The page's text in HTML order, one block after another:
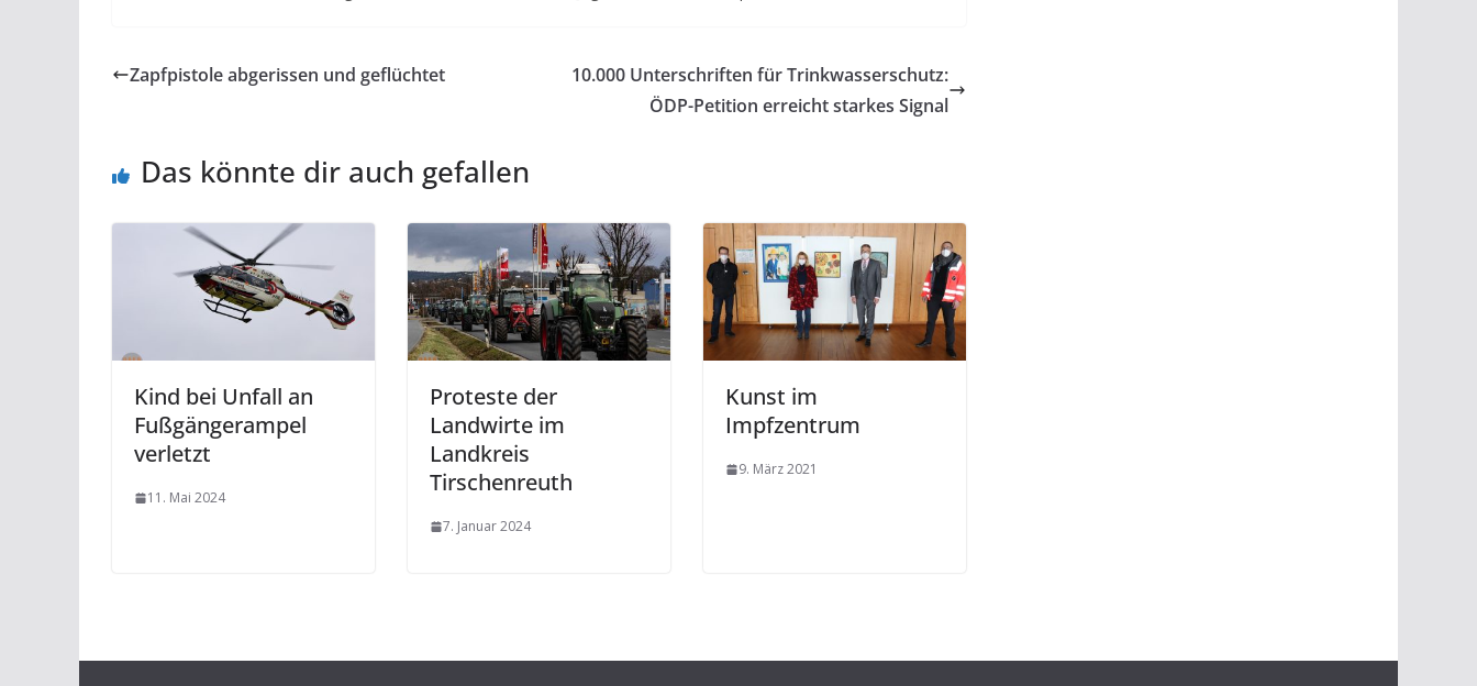
Zapfpistole abgerissen und geflüchtet
10.000 Unterschriften für Trinkwasserschutz:
ÖDP-Petition erreicht starkes Signal
Das könnte dir auch gefallen
Kind bei Unfall an
Fußgängerampel
verletzt
11. Mai 2024
Proteste der
Landwirte im
Landkreis
Tirschenreuth
7. Januar 2024
Kunst im
Impfzentrum
9. März 2021